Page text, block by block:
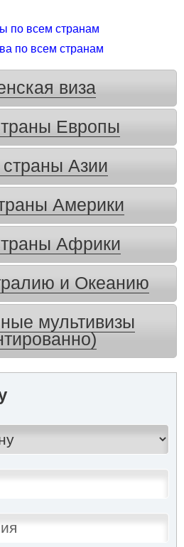
по всем странам
по всем странам
виза
Европы
Азии
Америки
Африки
и Океанию
мультивизы